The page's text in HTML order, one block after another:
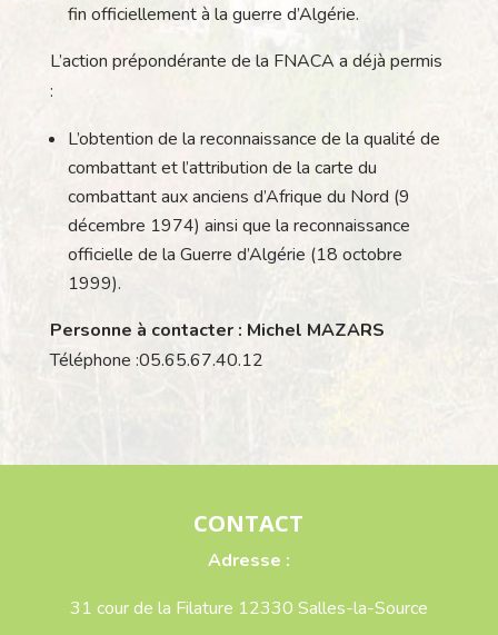
fin officiellement à la guerre d’Algérie.
L’action prépondérante de la FNACA a déjà permis
:
L’obtention de la reconnaissance de la qualité de
combattant et l’attribution de la carte du
combattant aux anciens d’Afrique du Nord (9
décembre 1974) ainsi que la reconnaissance
officielle de la Guerre d’Algérie (18 octobre
1999).
Personne à contacter : Michel MAZARS
Téléphone :05.65.67.40.12
CONTACT
Adresse :
31 cour de la Filature 12330 Salles-la-Source